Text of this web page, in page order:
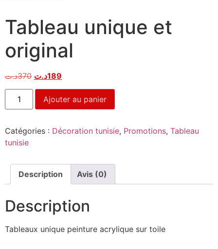
Tableau unique et
original
370د.ت 189د.ت
Ajouter au panier
Catégories : Décoration tunisie, Promotions, Tableau
tunisie
Description Avis (0)
Description
Tableaux unique peinture acrylique sur toile